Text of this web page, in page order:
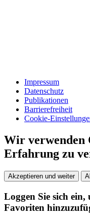
Impressum
Datenschutz
Publikationen
Barrierefreiheit
Cookie-
Wir verwenden
Erfahrung zu
Akzeptieren und weiter
Loggen Sie sich
Favoriten